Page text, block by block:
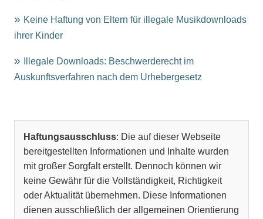
Keine Haftung von Eltern für illegale Musikdownloads
ihrer Kinder
Illegale Downloads: Beschwerderecht im
Auskunftsverfahren nach dem Urhebergesetz
Haftungsausschluss: Die auf dieser Webseite
bereitgestellten Informationen und Inhalte wurden
mit großer Sorgfalt erstellt. Dennoch können wir
keine Gewähr für die Vollständigkeit, Richtigkeit
oder Aktualität übernehmen. Diese Informationen
dienen ausschließlich der allgemeinen Orientierung